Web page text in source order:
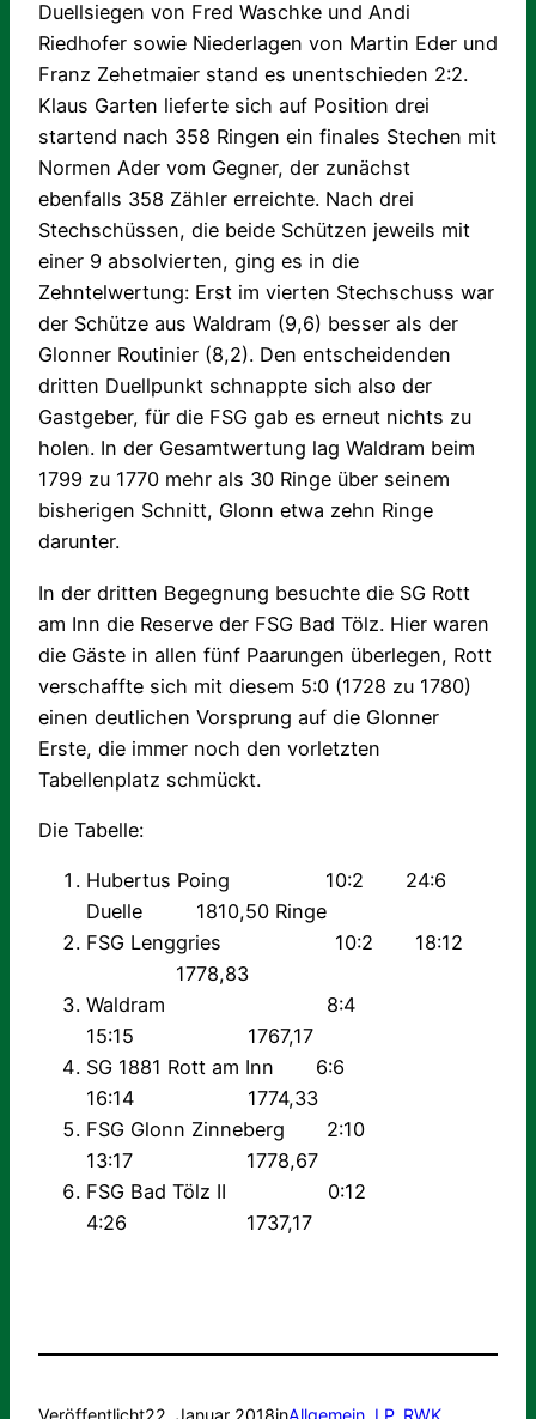
Duellsiegen von Fred Waschke und Andi
Riedhofer sowie Niederlagen von Martin Eder und
Franz Zehetmaier stand es unentschieden 2:2.
Klaus Garten lieferte sich auf Position drei
startend nach 358 Ringen ein finales Stechen mit
Normen Ader vom Gegner, der zunächst
ebenfalls 358 Zähler erreichte. Nach drei
Stechschüssen, die beide Schützen jeweils mit
einer 9 absolvierten, ging es in die
Zehntelwertung: Erst im vierten Stechschuss war
der Schütze aus Waldram (9,6) besser als der
Glonner Routinier (8,2). Den entscheidenden
dritten Duellpunkt schnappte sich also der
Gastgeber, für die FSG gab es erneut nichts zu
holen. In der Gesamtwertung lag Waldram beim
1799 zu 1770 mehr als 30 Ringe über seinem
bisherigen Schnitt, Glonn etwa zehn Ringe
darunter.
In der dritten Begegnung besuchte die SG Rott
am Inn die Reserve der FSG Bad Tölz. Hier waren
die Gäste in allen fünf Paarungen überlegen, Rott
verschaffte sich mit diesem 5:0 (1728 zu 1780)
einen deutlichen Vorsprung auf die Glonner
Erste, die immer noch den vorletzten
Tabellenplatz schmückt.
Die Tabelle:
Hubertus Poing 10:2 24:6
Duelle 1810,50 Ringe
FSG Lenggries 10:2 18:12
1778,83
Waldram 8:4
15:15 1767,17
SG 1881 Rott am Inn 6:6
16:14 1774,33
FSG Glonn Zinneberg 2:10
13:17 1778,67
FSG Bad Tölz II 0:12
4:26 1737,17
Veröffentlicht22. Januar 2018inAllgemein LP, RWK